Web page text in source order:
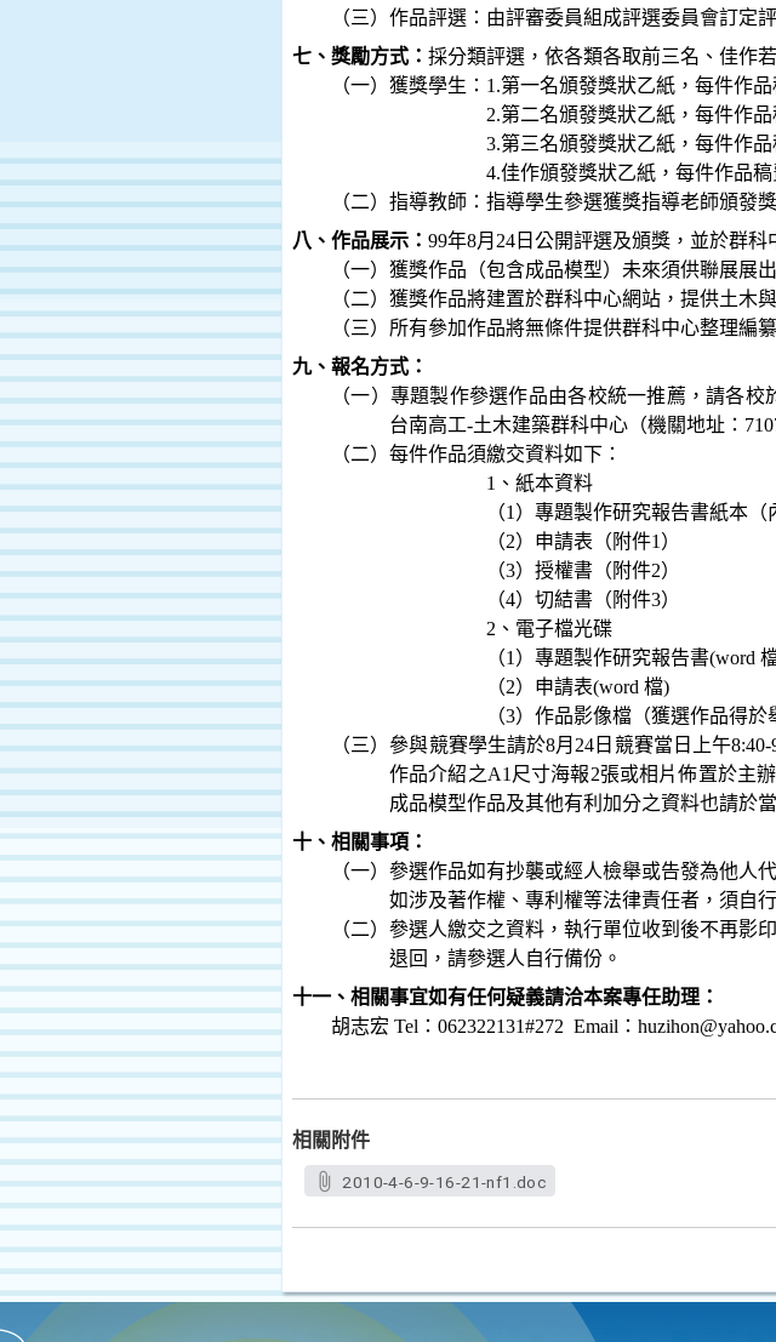
（三）作品評選：由評審委員組成評選委員會訂定
七、獎勵方式： 採分類評選，依各類各取前三名、佳作
（一）獲獎學生： 1.第一名頒發獎狀乙紙，每件作品
2.第二名頒發獎狀乙紙，每件作品
3.第三名頒發獎狀乙紙，每件作品
4.佳作頒發獎狀乙紙，每件作品稿
（二）指導教師：指導學生參選獲獎指導老師頒發
八、作品展示： 99年8月 24 日 公開評選及頒獎，並於群科
（一）獲獎作品（包含成品模型）未來須供聯展展
（二）獲獎作品將建置於群科中心網站，提供土木
（三）所有參加作品將無條件提供群科中心整理編
九、報名方式：
（一）專題製作參選作品由各校統一推薦，請各校
台南高工-土木建築群科中心（機關地址：
（二）每件作品須繳交資料如下：
1 、紙本資料
（1 ）專題製作研究報告書紙本（
（2）申請表（附件1 ）
（3）授權書（附件2）
（4）切結書（附件3）
2 、電子檔光碟
（1 ）專題製作研究報告書(word
（2）申請表(word 檔)
（3）作品影像檔（獲選作品得於
（三）參與競賽學生請於8月 24 日 競賽當日上午8:40-
作品介紹之A1 尺寸海報2張或相片佈置於主
成品模型作品及其他有利加分之資料也請於
十、相關事項：
（一）參選作品如有抄襲或經人檢舉或告發為他人
如涉及著作權、專利權等法律責任者，須自
（二）參選人繳交之資料，執行單位收到後不再
退回，請參選人自行備份。
十一、相關事宜如有任何疑義請洽本案專任助理：
胡志宏 Tel ： 062322131#272 Email ：
相關附件
2010-4-6-9-16-21-nf1.doc